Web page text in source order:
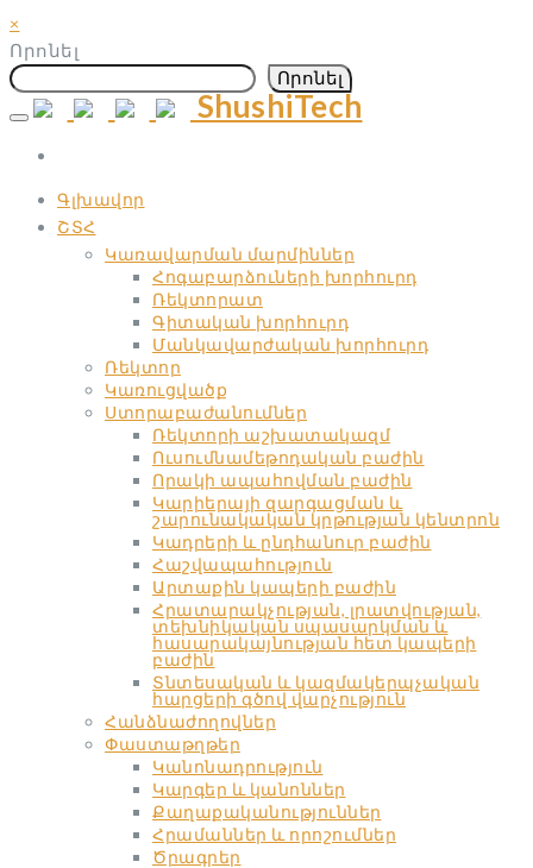
×
Որոնել
Որոնել
Skip
content
ShushiTech
Գլխավոր
ՇՏՀ
Կառավարման մարմիններ
Հոգաբարձուների խորհուրդ
Ռեկտորատ
Գիտական ​​խորհուրդ
Մանկավարժական ​​խորհուրդ
Ռեկտոր
Կառուցվածք
Ստորաբաժանումներ
Ռեկտորի աշխատակազմ
Ուսումնամեթոդական բաժին
Որակի ապահովման բաժին
Կարիերայի զարգացման և
շարունակական կրթության կենտրոն
Կադրերի և ընդհանուր բաժին
Հաշվապահություն
Արտաքին կապերի բաժին
Հրատարակչության, լրատվության,
տեխնիկական սպասարկման և
հասարակայնության հետ կապերի
բաժին
Տնտեսական և կազմակերպչական
հարցերի գծով վարչություն
Հանձնաժողովներ
Փաստաթղթեր
Կանոնադրություն
Կարգեր և կանոններ
Քաղաքականություններ
Հրամաններ և որոշումներ
Ծրագրեր